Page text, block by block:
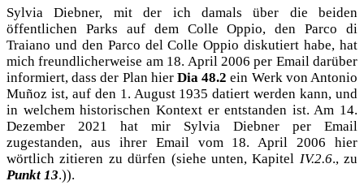
Sylvia Diebner, mit der ich damals über die beiden
öffentlichen Parks auf dem Colle Oppio, den Parco di
Traiano und den Parco del Colle Oppio diskutiert habe, hat
mich freundlicherweise am 18. April 2006 per Email darüber
informiert, dass der Plan hier Dia 48.2 ein Werk von Antonio
Muñoz ist, auf den 1. August 1935 datiert werden kann, und
in welchem historischen Kontext er entstanden ist. Am 14.
Dezember 2021 hat mir Sylvia Diebner per Email
zugestanden, aus ihrer Email vom 18. April 2006 hier
wörtlich zitieren zu dürfen (siehe unten, Kapitel IV.2.6., zu
Punkt 13.)).